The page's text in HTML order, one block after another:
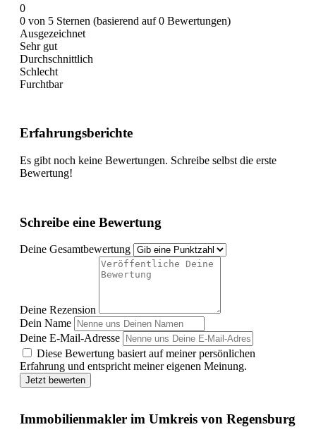
0
0 von 5 Sternen (basierend auf 0 Bewertungen)
Ausgezeichnet
Sehr gut
Durchschnittlich
Schlecht
Furchtbar
Erfahrungsberichte
Es gibt noch keine Bewertungen. Schreibe selbst die erste
Bewertung!
Schreibe eine Bewertung
Deine Gesamtbewertung
Deine Rezension
Dein Name
Deine E-Mail-Adresse
Diese Bewertung basiert auf meiner persönlichen
Erfahrung und entspricht meiner eigenen Meinung.
Jetzt bewerten
Immobilienmakler im Umkreis von Regensburg